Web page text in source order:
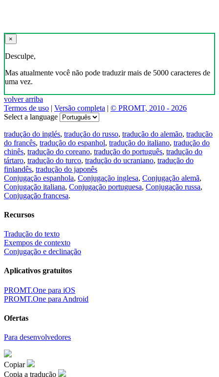
×
Desculpe,
Mas atualmente você não pode traduzir mais de 5000 caracteres de
uma vez.
volver arriba
Termos de uso | Versão completa | © PROMT, 2010 - 2026
Select a language
tradução do inglés, tradução do russo, tradução do alemão, tradução
do francês, tradução do espanhol, tradução do italiano, tradução do
chinês, tradução do coreano, tradução do português, tradução do
tártaro, tradução do turco, tradução do ucraniano, tradução do
finlandês, tradução do japonês
Conjugação espanhola, Conjugação inglesa, Conjugação alemã,
Conjugação italiana, Conjugação portuguesa, Conjugação russa,
Conjugação francesa.
Recursos
Tradução do texto
Exempos de contexto
Conjugação e declinação
Aplicativos gratuitos
PROMT.One para iOS
PROMT.One para Android
Ofertas
Para desenvolvedores
Copiar
Copia a tradução